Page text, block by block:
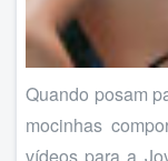
Quando posam
mocinhas